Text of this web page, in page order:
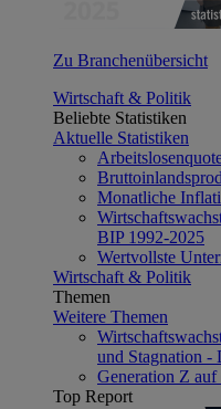
Zu Branchenübersicht
Wirtschaft & Politik
Beliebte Statistiken
Aktuelle Statistiken
Monatliche
BIP 1992-2025
Wertvollste
Wirtschaft & Politik
Themen
Weitere Themen
und Stagnation -
Generation Z
Top Report